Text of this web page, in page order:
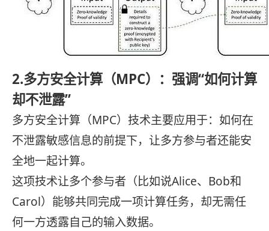
2.多方安全计算（MPC）：强调“如何计算
却不泄露”
多方安全计算（MPC）技术主要应用于：如何在
不泄露敏感信息的前提下，让多方参与者还能安
全地一起计算。
这项技术让多个参与者（比如说Alice、Bob和
Carol）能够共同完成一项计算任务，却无需任
何一方透露自己的输入数据。